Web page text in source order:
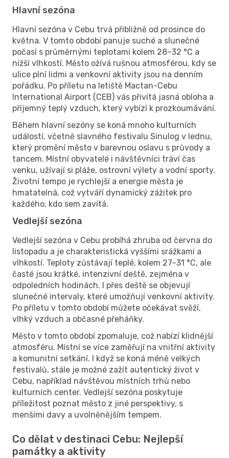
Hlavní sezóna
Hlavní sezóna v Cebu trvá přibližně od prosince do
května. V tomto období panuje suché a slunečné
počasí s průměrnými teplotami kolem 28–32 °C a
nižší vlhkostí. Město ožívá rušnou atmosférou, kdy se
ulice plní lidmi a venkovní aktivity jsou na denním
pořádku. Po příletu na letiště Mactan-Cebu
International Airport (CEB) vás přivítá jasná obloha a
příjemný teplý vzduch, který vybízí k prozkoumávání.
Během hlavní sezóny se koná mnoho kulturních
událostí, včetně slavného festivalu Sinulog v lednu,
který promění město v barevnou oslavu s průvody a
tancem. Místní obyvatelé i návštěvníci tráví čas
venku, užívají si pláže, ostrovní výlety a vodní sporty.
Životní tempo je rychlejší a energie města je
hmatatelná, což vytváří dynamický zážitek pro
každého, kdo sem zavítá.
Vedlejší sezóna
Vedlejší sezóna v Cebu probíhá zhruba od června do
listopadu a je charakteristická vyššími srážkami a
vlhkostí. Teploty zůstávají teplé, kolem 27–31 °C, ale
časté jsou krátké, intenzivní deště, zejména v
odpoledních hodinách. I přes deště se objevují
slunečné intervaly, které umožňují venkovní aktivity.
Po příletu v tomto období můžete očekávat svěží,
vlhký vzduch a občasné přeháňky.
Město v tomto období zpomaluje, což nabízí klidnější
atmosféru. Místní se více zaměřují na vnitřní aktivity
a komunitní setkání. I když se koná méně velkých
festivalů, stále je možné zažít autentický život v
Cebu, například návštěvou místních trhů nebo
kulturních center. Vedlejší sezóna poskytuje
příležitost poznat město z jiné perspektivy, s
menšími davy a uvolněnějším tempem.
Co dělat v destinaci Cebu: Nejlepší
památky a aktivity